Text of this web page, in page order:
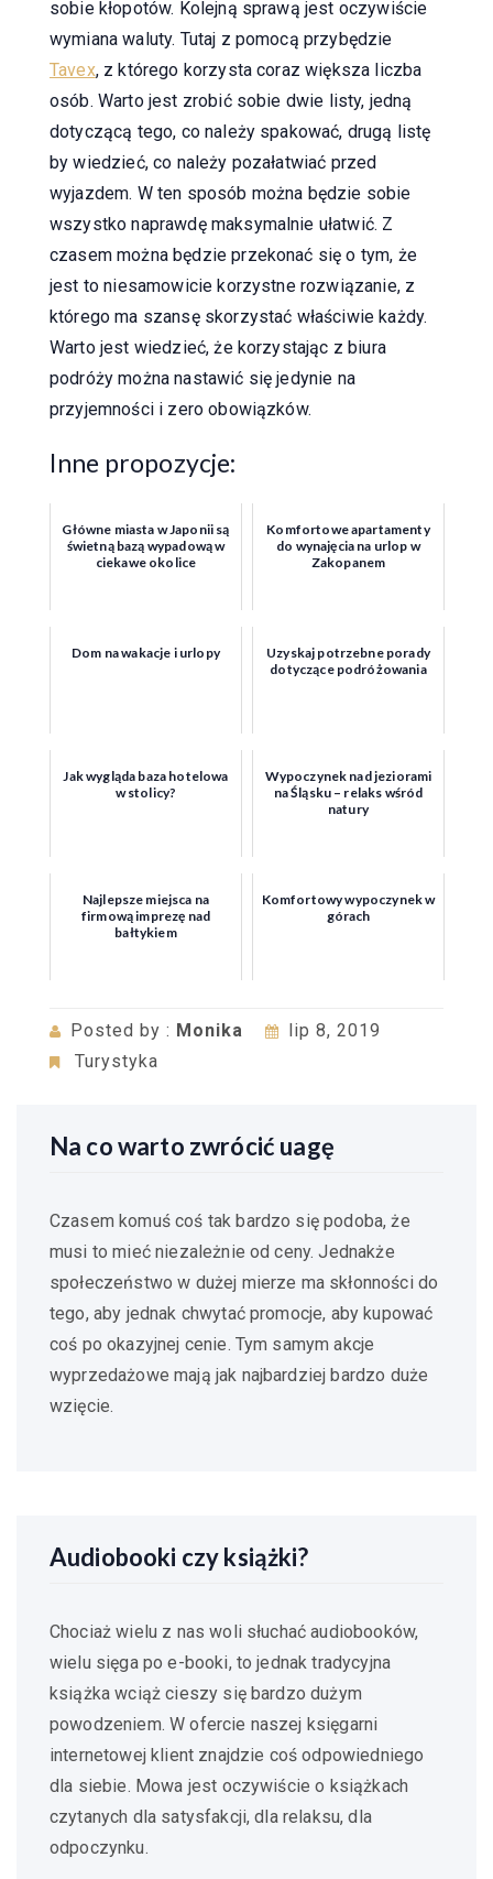
sobie kłopotów. Kolejną sprawą jest oczywiście
wymiana waluty. Tutaj z pomocą przybędzie
Tavex, z którego korzysta coraz większa liczba
osób. Warto jest zrobić sobie dwie listy, jedną
dotyczącą tego, co należy spakować, drugą listę
by wiedzieć, co należy pozałatwiać przed
wyjazdem. W ten sposób można będzie sobie
wszystko naprawdę maksymalnie ułatwić. Z
czasem można będzie przekonać się o tym, że
jest to niesamowicie korzystne rozwiązanie, z
którego ma szansę skorzystać właściwie każdy.
Warto jest wiedzieć, że korzystając z biura
podróży można nastawić się jedynie na
przyjemności i zero obowiązków.
Inne propozycje:
Główne miasta w Japonii są
świetną bazą wypadową w
ciekawe okolice
Komfortowe apartamenty
do wynajęcia na urlop w
Zakopanem
Dom na wakacje i urlopy
Uzyskaj potrzebne porady
dotyczące podróżowania
Jak wygląda baza hotelowa
w stolicy?
Wypoczynek nad jeziorami
na Śląsku – relaks wśród
natury
Najlepsze miejsca na
firmową imprezę nad
bałtykiem
Komfortowy wypoczynek w
górach
Posted by : Monika
lip 8, 2019
Turystyka
Na co warto zwrócić uagę
Czasem komuś coś tak bardzo się podoba, że
musi to mieć niezależnie od ceny. Jednakże
społeczeństwo w dużej mierze ma skłonności do
tego, aby jednak chwytać promocje, aby kupować
coś po okazyjnej cenie. Tym samym akcje
wyprzedażowe mają jak najbardziej bardzo duże
wzięcie.
Audiobooki czy książki?
Chociaż wielu z nas woli słuchać audiobooków,
wielu sięga po e-booki, to jednak tradycyjna
książka wciąż cieszy się bardzo dużym
powodzeniem. W ofercie naszej księgarni
internetowej klient znajdzie coś odpowiedniego
dla siebie. Mowa jest oczywiście o książkach
czytanych dla satysfakcji, dla relaksu, dla
odpoczynku.